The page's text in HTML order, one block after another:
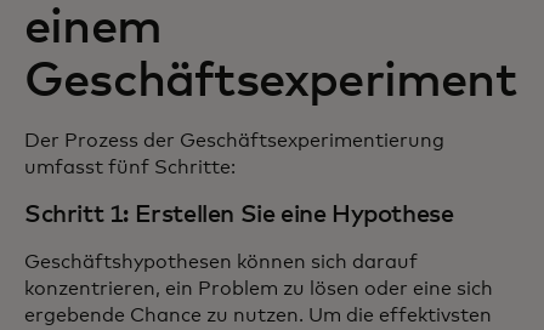
einem
Geschäftsexperiment
Der Prozess der Geschäftsexperimentierung
umfasst fünf Schritte:
Schritt 1: Erstellen Sie eine Hypothese
Geschäftshypothesen können sich darauf
konzentrieren, ein Problem zu lösen oder eine sich
ergebende Chance zu nutzen. Um die effektivsten